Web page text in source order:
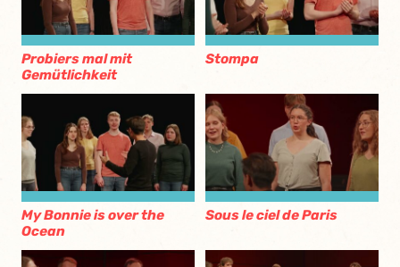
Probiers mal mit
Gemütlichkeit
Stompa
My Bonnie is over the
Ocean
Sous le ciel de Paris